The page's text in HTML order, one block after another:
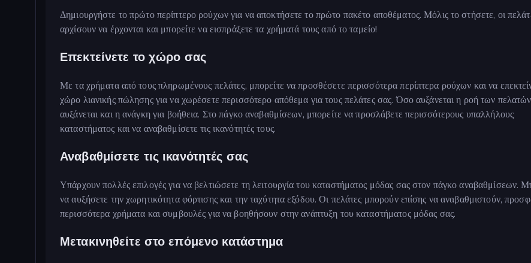
Δημιουργήστε το πρώτο περίπτερο ρούχων για να αποκτήσετε το πρώτο πακέτο αποθέματος. Μόλις το στήσετε, οι
αρχίσουν να έρχονται και μπορείτε να εισπράξετε τα χρήματά τους από το ταμείο!
Επεκτείνετε το χώρο σας
Με τα χρήματα από τους πληρωμένους πελάτες, μπορείτε να προσθέσετε περισσότερα περίπτερα ρούχων και να
χώρο λιανικής πώλησης για να χωρέσετε περισσότερο απόθεμα για τους πελάτες σας. Όσο αυξάνεται η ροή των
αυξάνεται και η ανάγκη για βοήθεια. Στο πάγκο αναβαθμίσεων, μπορείτε να προσλάβετε περισσότερους υπαλλήλους
καταστήματος και να αναβαθμίσετε τις ικανότητές τους.
Αναβαθμίσετε τις ικανότητές σας
Υπάρχουν πολλές επιλογές για να βελτιώσετε τη λειτουργία του καταστήματος μόδας σας στον πάγκο αναβαθμίσεων.
να αυξήσετε την χωρητικότητα φόρτισης και την ταχύτητα εξόδου. Οι πελάτες μπορούν επίσης να αναβαθμιστούν,
περισσότερα χρήματα και συμβουλές για να βοηθήσουν στην ανάπτυξη του καταστήματος μόδας σας.
Μετακινηθείτε στο επόμενο κατάστημα